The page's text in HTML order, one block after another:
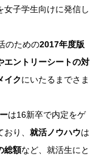
子学生向けに発信し
のための2017年度版
エントリーシートの対
イクにいたるまでさま
は16新卒で内定をゲ
り、 就活ノウハウは
総額など、就活生にと